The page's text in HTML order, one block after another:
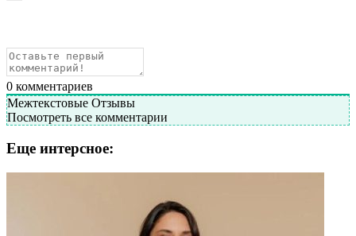
0 комментариев
Межтекстовые Отзывы
Посмотреть все комментарии
Еще интерсное: